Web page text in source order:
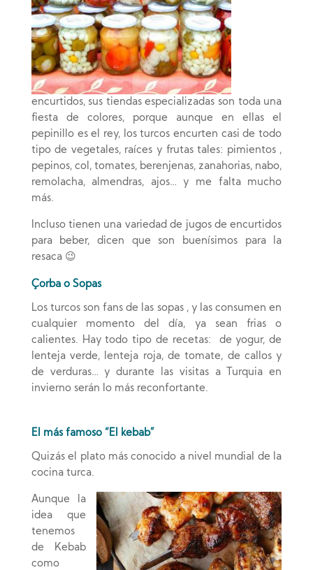
encurtidos, sus tiendas especializadas son toda una
fiesta de colores, porque aunque en ellas el
pepinillo es el rey, los turcos encurten casi de todo
tipo de vegetales, raíces y frutas tales: pimientos ,
pepinos, col, tomates, berenjenas, zanahorias, nabo,
remolacha, almendras, ajos… y me falta mucho
más.
Incluso tienen una variedad de jugos de encurtidos
para beber, dicen que son buenísimos para la
resaca 😉
Çorba o Sopas
Los turcos son fans de las sopas , y las consumen en
cualquier momento del día, ya sean frias o
calientes. Hay todo tipo de recetas: de yogur, de
lenteja verde, lenteja roja, de tomate, de callos y
de verduras… y durante las visitas a Turquia en
invierno serán lo más reconfortante.
El más famoso “El kebab”
Quizás el plato más conocido a nivel mundial de la
cocina turca.
Aunque la
idea que
tenemos
de Kebab
como